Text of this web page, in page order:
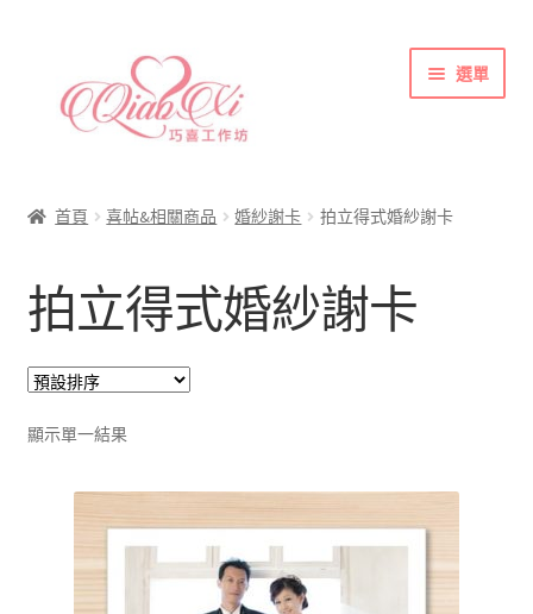
容
選單
喜帖&相關商品
彩色(相片)印刷注意事項
索取喜帖樣本須知
訂購須知
聯絡方式
首頁 喜帖&相關商品 婚紗謝卡 拍立得式婚紗謝卡
拍立得式婚紗謝卡
顯示單一結果